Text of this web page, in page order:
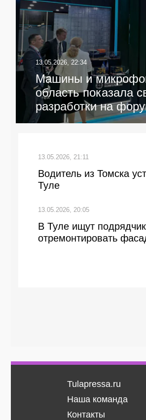
13.05.2026, 22:34
Машины и
область показала
разработки на
13.05.2026, 21:11
Водитель из Томска
Туле
13.05.2026, 20:05
В Туле ищут
отремонтировать
Tulapressa.ru
Наша команда
Контакты